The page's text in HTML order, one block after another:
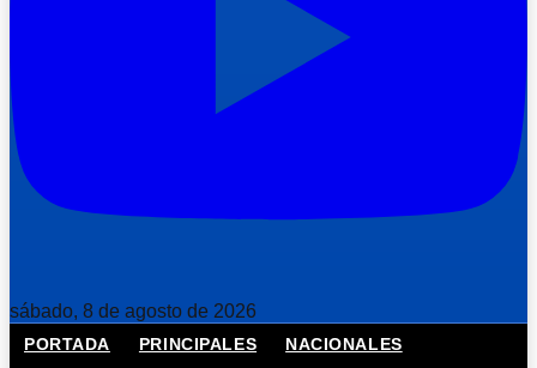
sábado, 8 de agosto de 2026
PORTADA PRINCIPALES NACIONALES